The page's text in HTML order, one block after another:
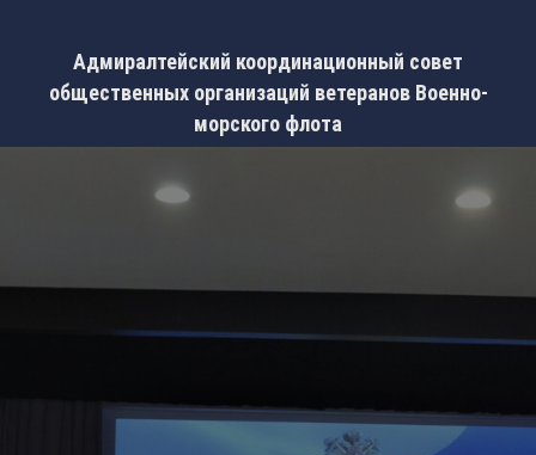
Адмиралтейский координационный совет
общественных организаций ветеранов Военно-
морского флота